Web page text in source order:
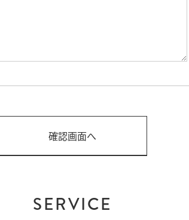
SERVICE